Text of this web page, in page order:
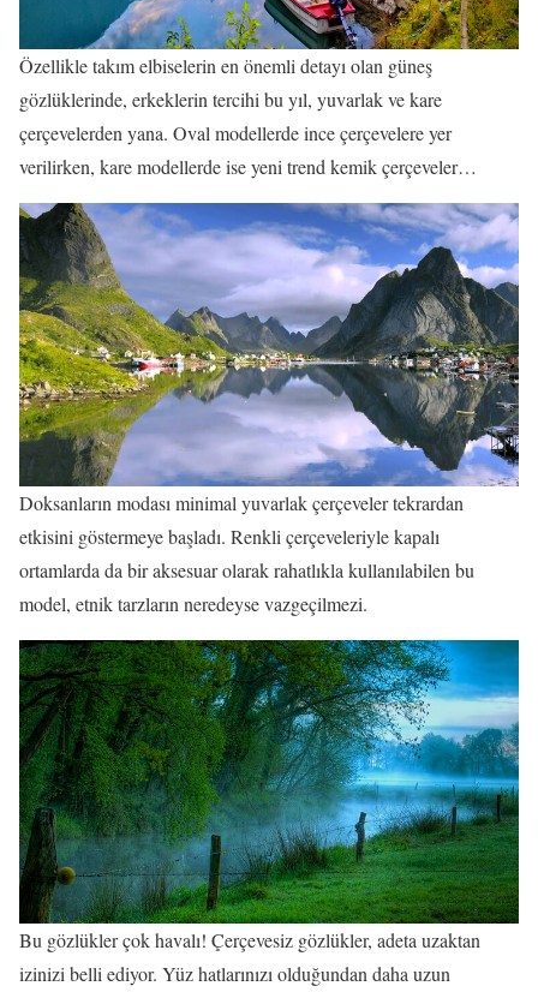
Özellikle takım elbiselerin en önemli detayı olan güneş
gözlüklerinde, erkeklerin tercihi bu yıl, yuvarlak ve kare
çerçevelerden yana. Oval modellerde ince çerçevelere yer
verilirken, kare modellerde ise yeni trend kemik çerçeveler…
Doksanların modası minimal yuvarlak çerçeveler tekrardan
etkisini göstermeye başladı. Renkli çerçeveleriyle kapalı
ortamlarda da bir aksesuar olarak rahatlıkla kullanılabilen bu
model, etnik tarzların neredeyse vazgeçilmezi.
Bu gözlükler çok havalı! Çerçevesiz gözlükler, adeta uzaktan
izinizi belli ediyor. Yüz hatlarınızı olduğundan daha uzun